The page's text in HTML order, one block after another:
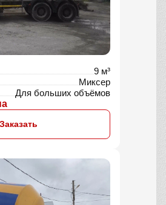
9 м³
Миксер
Для больших объёмов
Заказать